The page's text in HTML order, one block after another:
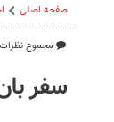
صفحه اصلی
مجموع نظرات:
سفر